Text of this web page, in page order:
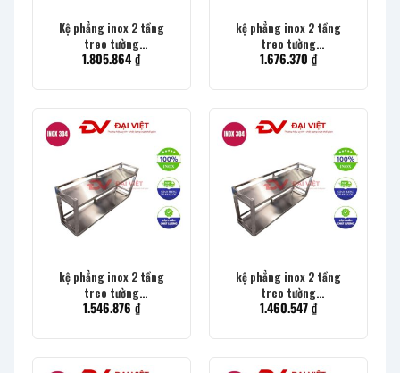
Kệ phẳng inox 2 tầng
treo tường
1800x300x400mm
1.805.864₫
kệ phẳng inox 2 tầng
treo tường
1500x300x400mm
1.676.370 ₫
kệ phẳng inox 2 tầng
treo tường
1200x300x400mm
1.546.876 ₫
kệ phẳng inox 2 tầng
treo tường
1000x300x400mm
1.460.547₫